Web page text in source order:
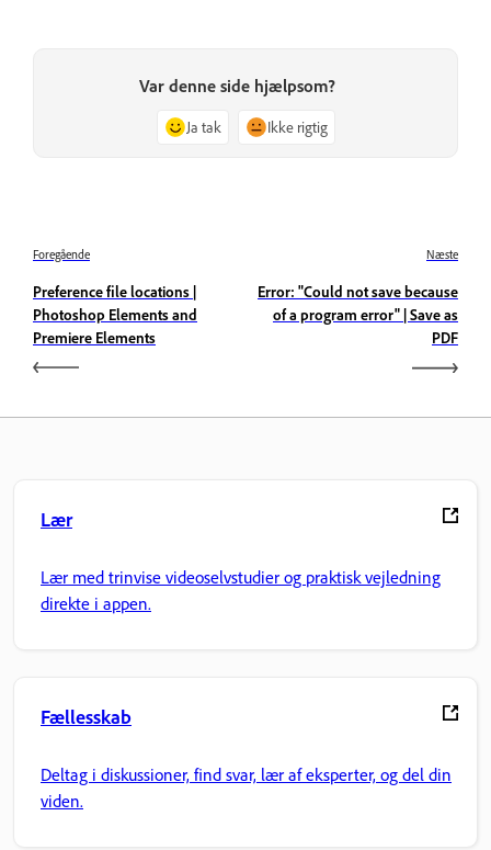
Var denne side hjælpsom?
Ja tak Ikke rigtig
Foregående
Preference file locations |
Photoshop Elements and
Premiere Elements
Næste
Error: "Could not save because
of a program error" | Save as
PDF
Lær
Lær med trinvise videoselvstudier og praktisk vejledning
direkte i appen.
Fællesskab
Deltag i diskussioner, find svar, lær af eksperter, og del din
viden.